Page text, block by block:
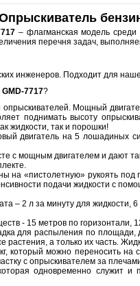
– флагманская модель
перечня задач,
инженеров. Подходит для
7717?
Мощный
поднимать высоту
жидкости, так и порошки!
двигатель на 5 лошадиных
с мощным двигателем и дают
на «пистолетную» рукоять
подачи жидкости с
– 2 л за минуту для жидкости,
- 15 метров по горизонтали,
для распыления по площади,
растения, а только их часть.
который можно переносить
с опрыскивателем за
одновременно служит и